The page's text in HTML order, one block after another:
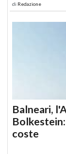
di Redazione
Balneari,
coste